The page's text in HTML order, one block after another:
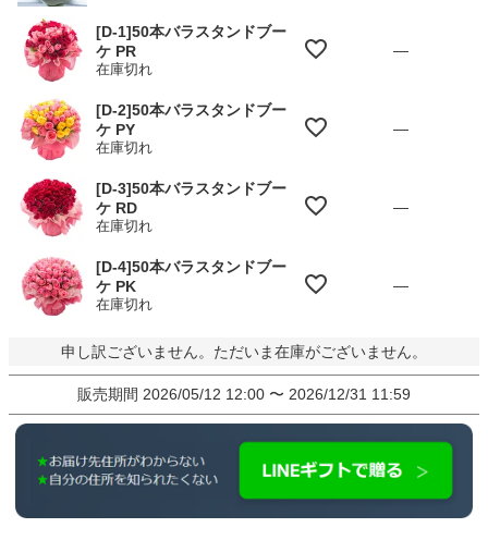
[D-1]50本バラスタンドブー
ケ PR
在庫切れ
—
[D-2]50本バラスタンドブー
ケ PY
在庫切れ
—
[D-3]50本バラスタンドブー
ケ RD
在庫切れ
—
[D-4]50本バラスタンドブー
ケ PK
在庫切れ
—
申し訳ございません。ただいま在庫がございません。
販売期間 2026/05/12 12:00 〜 2026/12/31 11:59